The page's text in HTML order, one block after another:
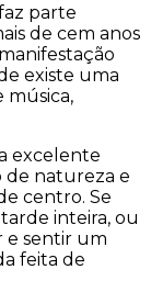
parte
de cem anos
existe uma
música,
excelente
de natureza e
centro. Se
inteira, ou
e sentir um
feita de